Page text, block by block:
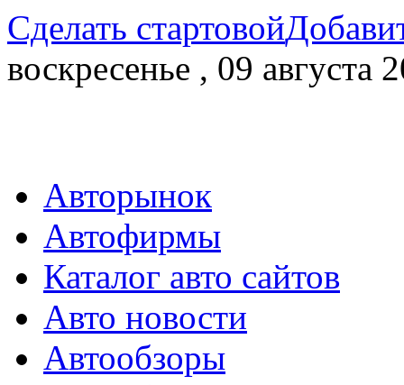
Сделать стартовой
воскресенье , 09 августа
Авторынок
Автофирмы
Каталог авто сайтов
Авто новости
Автообзоры